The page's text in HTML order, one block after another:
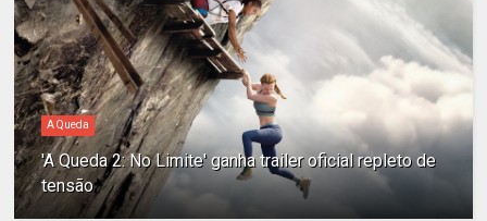
A Queda
'A Queda 2: No Limite' ganha trailer oficial repleto de
tensão